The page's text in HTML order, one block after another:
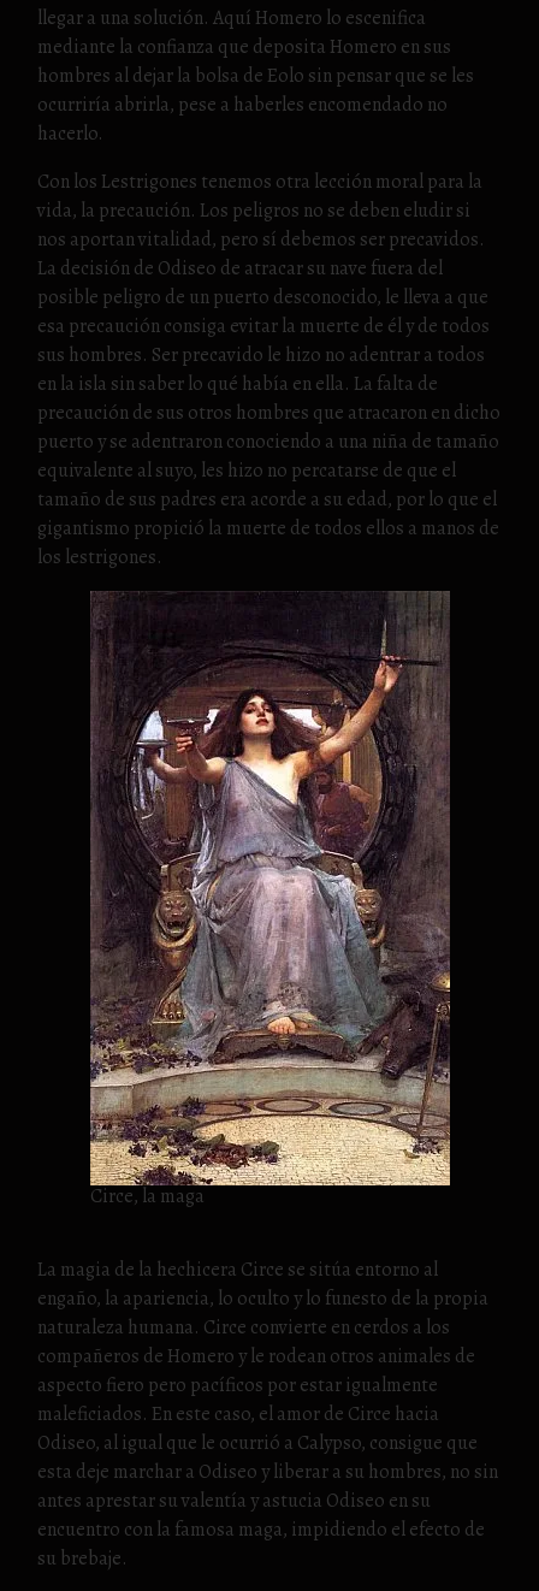
llegar a una solución. Aquí Homero lo escenifica
mediante la confianza que deposita Homero en sus
hombres al dejar la bolsa de Eolo sin pensar que se les
ocurriría abrirla, pese a haberles encomendado no
hacerlo.
Con los Lestrigones tenemos otra lección moral para la
vida, la precaución. Los peligros no se deben eludir si
nos aportan vitalidad, pero sí debemos ser precavidos.
La decisión de Odiseo de atracar su nave fuera del
posible peligro de un puerto desconocido, le lleva a que
esa precaución consiga evitar la muerte de él y de todos
sus hombres. Ser precavido le hizo no adentrar a todos
en la isla sin saber lo qué había en ella. La falta de
precaución de sus otros hombres que atracaron en dicho
puerto y se adentraron conociendo a una niña de tamaño
equivalente al suyo, les hizo no percatarse de que el
tamaño de sus padres era acorde a su edad, por lo que el
gigantismo propició la muerte de todos ellos a manos de
los lestrigones.
Circe, la maga
La magia de la hechicera Circe se sitúa entorno al
engaño, la apariencia, lo oculto y lo funesto de la propia
naturaleza humana. Circe convierte en cerdos a los
compañeros de Homero y le rodean otros animales de
aspecto fiero pero pacíficos por estar igualmente
maleficiados. En este caso, el amor de Circe hacia
Odiseo, al igual que le ocurrió a Calypso, consigue que
esta deje marchar a Odiseo y liberar a su hombres, no sin
antes aprestar su valentía y astucia Odiseo en su
encuentro con la famosa maga, impidiendo el efecto de
su brebaje.